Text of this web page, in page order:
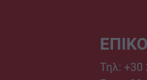
Τηλ: +30